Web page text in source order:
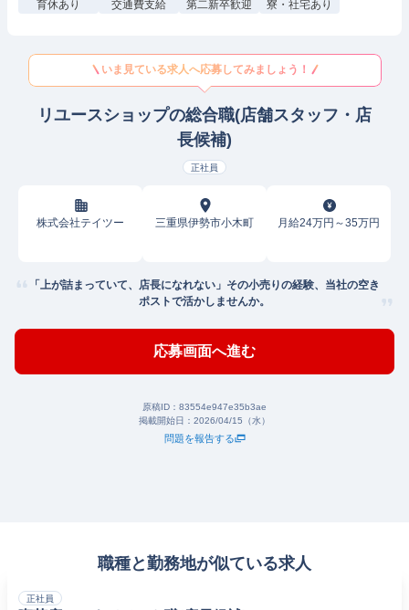
育休あり 交通費支給 第二新卒歓迎 寮・社宅あり
いま見ている求人へ応募してみましょう！
リユースショップの総合職(店舗スタッフ・店
長候補)
正社員
株式会社テイツー 三重県伊勢市小木町 月給24万円～35万円
「上が詰まっていて、店長になれない」その小売りの経験、当社の空き
ポストで活かしませんか。
応募画面へ進む
原稿ID： 83554e947e35b3ae
掲載開始日： 2026/04/15（水）
問題を報告する
職種と勤務地が似ている求人
正社員